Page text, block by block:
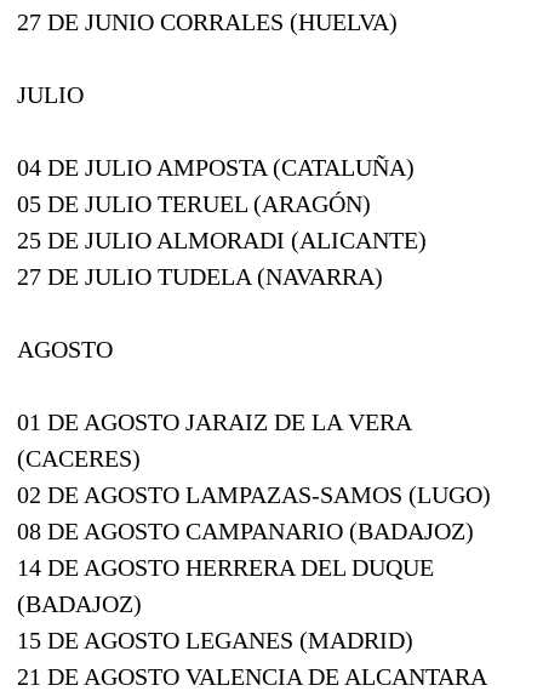
27 DE JUNIO CORRALES (HUELVA)
JULIO
04 DE JULIO AMPOSTA (CATALUÑA)
05 DE JULIO TERUEL (ARAGÓN)
25 DE JULIO ALMORADI (ALICANTE)
27 DE JULIO TUDELA (NAVARRA)
AGOSTO
01 DE AGOSTO JARAIZ DE LA VERA
(CACERES)
02 DE AGOSTO LAMPAZAS-SAMOS (LUGO)
08 DE AGOSTO CAMPANARIO (BADAJOZ)
14 DE AGOSTO HERRERA DEL DUQUE
(BADAJOZ)
15 DE AGOSTO LEGANES (MADRID)
21 DE AGOSTO VALENCIA DE ALCANTARA